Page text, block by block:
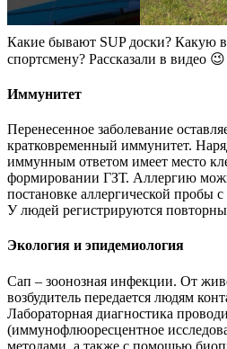
Какие бывают SUP доски? Какую
спортсмену? Рассказали в видео 😉
Иммунитет
Перенесенное заболевание
кратковременный иммунитет.
иммунным ответом имеет место
формировании ГЗТ. Аллергию
постановке аллергической пробы
У людей регистрируются
Экология и эпидемиология
Сап – зоонозная инфекции. От
возбудитель передается людям
Лабораторная диагностика
(иммунофлюоресцентное
методами, а также с помощью